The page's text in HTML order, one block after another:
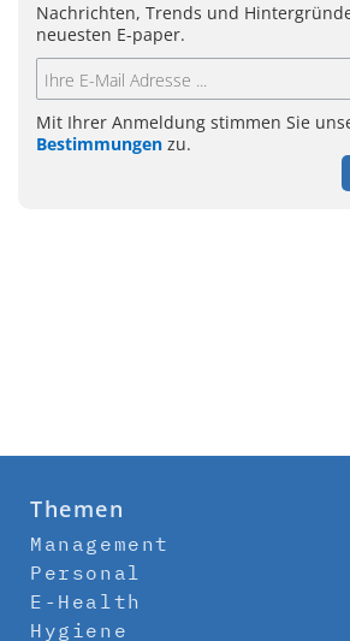
Nachrichten, Trends und
neuesten E-paper.
Mit Ihrer Anmeldung stimmen Sie
Bestimmungen zu.
Themen
Management
Personal
E-Health
Hygiene